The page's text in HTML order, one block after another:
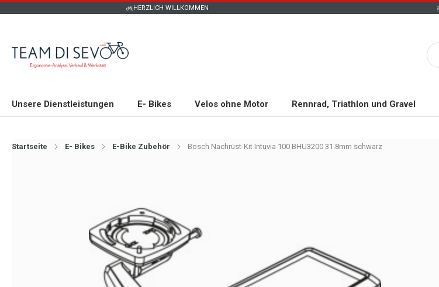
HERZLICH WILLKOMMEN
Unsere Dienstleistungen E- Bikes Velos ohne Motor Rennrad, Triathlon und Gravel
Startseite E- Bikes E-Bike Zubehör Bosch Nachrüst-Kit Intuvia 100 BHU3200 31.8mm schwarz